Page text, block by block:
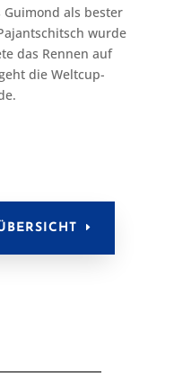
Guimond als bester
wurde
das Rennen auf
die Weltcup-